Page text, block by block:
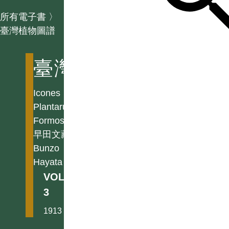
所有電子書 〉
臺灣植物圖譜
臺灣植物圖譜
Icones
Plantarum
Formosanarum
早田文藏
Bunzo
Hayata
VOL.
3
1913